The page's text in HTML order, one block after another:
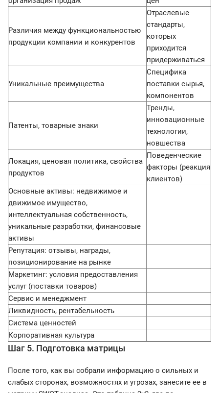
Различия между функциональностью
продукции компании и конкурентов
Отраслевые
стандарты,
которых
приходится
придерживаться
Уникальные преимущества
Специфика
поставки сырья,
компонентов
Патенты, товарные знаки
Тренды,
инновационные
технологии,
новшества
Локация, ценовая политика, свойства
продуктов
Поведенческие
факторы (реакция
клиентов)
Основные активы: недвижимое и
движимое имущество,
интеллектуальная собственность,
уникальные разработки, финансовые
активы
Репутация: отзывы, награды,
позиционирование на рынке
Маркетинг: условия предоставления
услуг (поставки товаров)
Сервис и менеджмент
Ликвидность, рентабельность
Система ценностей
Корпоративная культура
Шаг 5. Подготовка матрицы
После того, как вы собрали информацию о сильных и
слабых сторонах, возможностях и угрозах, занесите ее в